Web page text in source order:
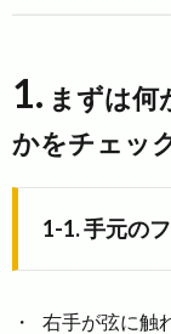
1. まずは何
かをチェッ
1-1. 手元の
右手が弦に触